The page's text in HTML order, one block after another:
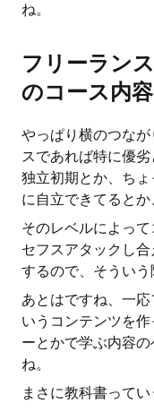
ね。
フリーラン
のコース内容
やっぱり横のつな
スであれば特に優
独立初期とか、ち
に自立できてるとか
そのレベルによって
セフスアタックし
するので、そういう
あとはですね、一
いうコンテンツを
ーとかで学ぶ内容
ね。
まさに教科書ってい